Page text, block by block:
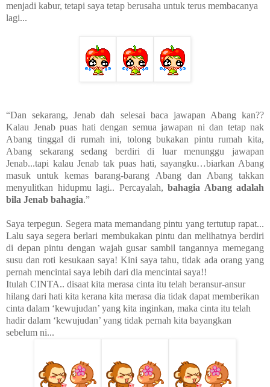
menjadi kabur, tetapi saya tetap berusaha untuk terus membacanya
lagi...
“Dan sekarang, Jenab dah selesai baca jawapan Abang kan??
Kalau Jenab puas hati dengan semua jawapan ni dan tetap nak
Abang tinggal di rumah ini, tolong bukakan pintu rumah kita,
Abang sekarang sedang berdiri di luar menunggu jawapan
Jenab...tapi kalau Jenab tak puas hati, sayangku…biarkan Abang
masuk untuk kemas barang-barang Abang dan Abang takkan
menyulitkan hidupmu lagi.. Percayalah, bahagia Abang adalah
bila Jenab bahagia.”
Saya terpegun. Segera mata memandang pintu yang tertutup rapat...
Lalu saya segera berlari membukakan pintu dan melihatnya berdiri
di depan pintu dengan wajah gusar sambil tangannya memegang
susu dan roti kesukaan saya! Kini saya tahu, tidak ada orang yang
pernah mencintai saya lebih dari dia mencintai saya!!
Itulah CINTA.. disaat kita merasa cinta itu telah beransur-ansur
hilang dari hati kita kerana kita merasa dia tidak dapat memberikan
cinta dalam ‘kewujudan’ yang kita inginkan, maka cinta itu telah
hadir dalam ‘kewujudan’ yang tidak pernah kita bayangkan
sebelum ni...